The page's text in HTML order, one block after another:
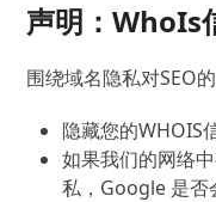
声明：WhoIs
围绕域名隐私对SEO
隐藏您的WHOIS
如果我们的网络
私，Google 是否